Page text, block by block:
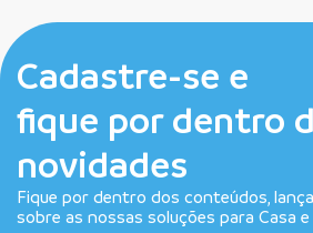
Cadastre-se e
fique por dentro
novidades
Fique por dentro dos conteúdos,
sobre as nossas soluções para Casa